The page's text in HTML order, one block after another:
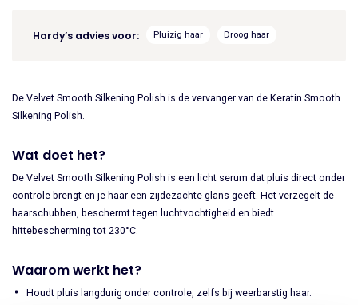
Hardy’s advies voor: Pluizig haar Droog haar
De Velvet Smooth Silkening Polish is de vervanger van de Keratin Smooth
Silkening Polish.
Wat doet het?
De Velvet Smooth Silkening Polish is een licht serum dat pluis direct onder
controle brengt en je haar een zijdezachte glans geeft. Het verzegelt de
haarschubben, beschermt tegen luchtvochtigheid en biedt
hittebescherming tot 230°C.
Waarom werkt het?
Houdt pluis langdurig onder controle, zelfs bij weerbarstig haar.